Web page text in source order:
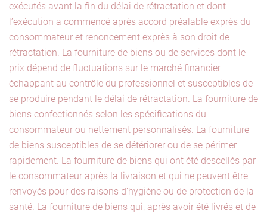
exécutés avant la fin du délai de rétractation et dont
l’exécution a commencé après accord préalable exprès du
consommateur et renoncement exprès à son droit de
rétractation. La fourniture de biens ou de services dont le
prix dépend de fluctuations sur le marché financier
échappant au contrôle du professionnel et susceptibles de
se produire pendant le délai de rétractation. La fourniture de
biens confectionnés selon les spécifications du
consommateur ou nettement personnalisés. La fourniture
de biens susceptibles de se détériorer ou de se périmer
rapidement. La fourniture de biens qui ont été descellés par
le consommateur après la livraison et qui ne peuvent être
renvoyés pour des raisons d’hygiène ou de protection de la
santé. La fourniture de biens qui, après avoir été livrés et de